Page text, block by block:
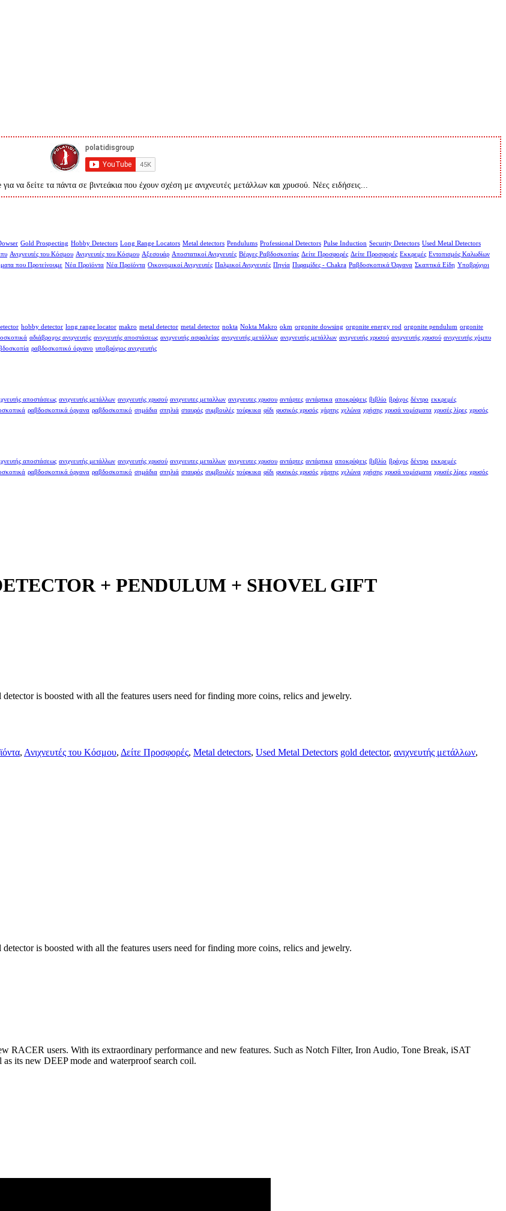
να δείτε τα πάντα σε βιντεάκια που έχουν σχέση με ανιχνευτές μετάλλων και χρυσού. Νέες ειδήσεις...
Gold Prospecting Hobby Detectors Long Range Locators Metal detectors Pendulums Professional Detectors Pulse Induction Security Detectors Used Metal Detectors
Ανιχνευτές του Κόσμου Ανιχνευτές του Κόσμου Αξεσουάρ Αποστατικοί Ανιχνευτές Βέργες Ραβδοσκοπίας Δείτε Προσφορές Δείτε Προσφορές Εκκρεμές Εντοπισμός Καλωδίων
που Προτείνουμε Νέα Προϊόντα Νέα Προϊόντα Οικονομικοί Ανιχνευτές Παλμικοί Ανιχνευτές Πηνία Πυραμίδες - Chakra Ραβδοσκοπικά Όργανα Σκαπτικά Είδη Υποβρύχιοι
hobby detector long range locator makro metal detector metal detector nokta Nokta Makro okm orgonite dowsing orgonite energy rod orgonite pendulum orgonite
αδιάβροχος ανιχνευτής ανιχνευτής αποστάσεως ανιχνευτής ασφαλείας ανιχνευτής μετάλλων ανιχνευτής μετάλλων ανιχνευτής χρυσού ανιχνευτής χρυσού ανιχνευτής χόμπυ
ραβδοσκοπικό όργανο υποβρύχιος ανιχνευτής
αποστάσεως ανιχνευτής μετάλλων ανιχνευτής χρυσού ανιχνευτες μεταλλων ανιχνευτες χρυσου αντάρτες αντάρτικα αποκρύψεις βιβλίο βράχος δέντρο εκκρεμές
ραβδοσκοπικά όργανα ραβδοσκοπικό σημάδια σπηλιά σταυρός συμβουλές τούρκικα φίδι φυσικός χρυσός χάρτης χελώνα χρήσης χρυσά νομίσματα χρυσές λίρες χρυσός
αποστάσεως ανιχνευτής μετάλλων ανιχνευτής χρυσού ανιχνευτες μεταλλων ανιχνευτες χρυσου αντάρτες αντάρτικα αποκρύψεις βιβλίο βράχος δέντρο εκκρεμές
ραβδοσκοπικά όργανα ραβδοσκοπικό σημάδια σπηλιά σταυρός συμβουλές τούρκικα φίδι φυσικός χρυσός χάρτης χελώνα χρήσης χρυσά νομίσματα χρυσές λίρες χρυσός
+ PENDULUM + SHOVEL GIFT
is boosted with all the features users need for finding more coins, relics and jewelry.
, Ανιχνευτές του Κόσμου, Δείτε Προσφορές, Metal detectors, Used Metal Detectors gold detector, ανιχνευτής μετάλλων,
is boosted with all the features users need for finding more coins, relics and jewelry.
users. With its extraordinary performance and new features. Such as Notch Filter, Iron Audio, Tone Break, iSAT
its new DEEP mode and waterproof search coil.